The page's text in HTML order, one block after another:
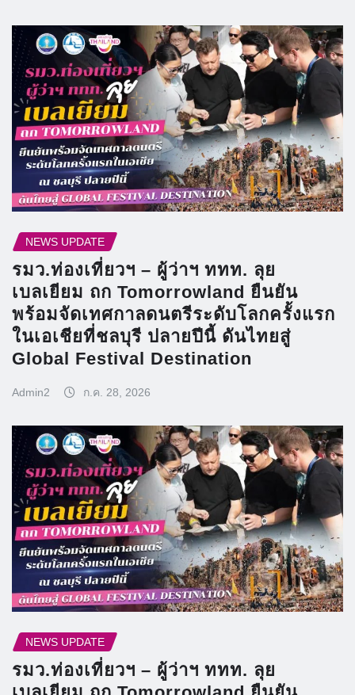
NEWS UPDATE
รมว.ท่องเที่ยวฯ – ผู้ว่าฯ ททท. ลุย
เบลเยียม ถก Tomorrowland ยืนยัน
พร้อมจัดเทศกาลดนตรีระดับโลกครั้งแรก
ในเอเชียที่ชลบุรี ปลายปีนี้ ดันไทยสู่
Global Festival Destination
Admin2 ก.ค. 28, 2026
NEWS UPDATE
รมว.ท่องเที่ยวฯ – ผู้ว่าฯ ททท. ลุย